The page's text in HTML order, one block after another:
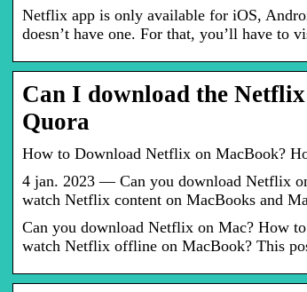
Netflix app is only available for iOS,
doesn’t have one. For that, you’ll have to
Can I download the
Quora
How to Download Netflix on MacBook?
4 jan. 2023 — Can you download Netflix
watch Netflix content on MacBooks and
Can you download Netflix on Mac? How
watch Netflix offline on MacBook? This